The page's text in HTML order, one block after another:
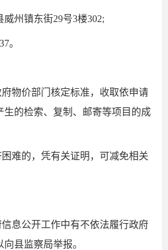
威州镇东街29号3楼302;
。
物价部门核定标准，收取依申请
生的检索、复制、邮寄等项目的成
难的，凭有关证明，可减免相关
息公开工作中有不依法履行政府
县监察局举报。